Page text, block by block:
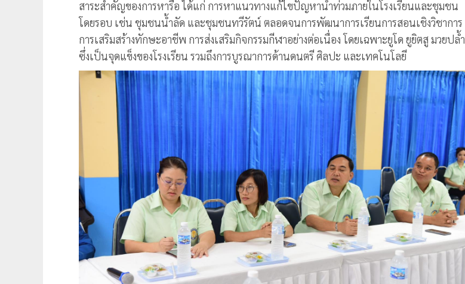
สาระสำคัญของการหารือ ได้แก่ การหาแนวทางแก้ไขปัญหาน้ำท่วมภายในโรงเรียนและชุมชน
โดยรอบ เช่น ชุมชนน้ำลัด และชุมชนทวีรัตน์ ตลอดจนการพัฒนาการเรียนการสอนเชิงวิชาการ
การเสริมสร้างทักษะอาชีพ การส่งเสริมกิจกรรมกีฬาอย่างต่อเนื่อง โดยเฉพาะยูโด ยูยิตสู มวยปล้ำ
ซึ่งเป็นจุดแข็งของโรงเรียน รวมถึงการบูรณาการด้านดนตรี ศิลปะ และเทคโนโลยี